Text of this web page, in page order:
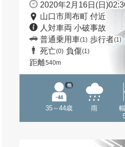
2020年2月16日(日
山口市周布町 付近
人対車両 小破事故
普通乗用車(1) 歩行者(1)
死亡(0) 負傷(1)
距離540m
35～44歳
他
雨